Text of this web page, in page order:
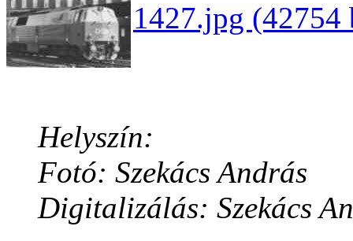
1427.jpg (42754
Helyszín:
Fotó: Szekács András
Digitalizálás: Szekács